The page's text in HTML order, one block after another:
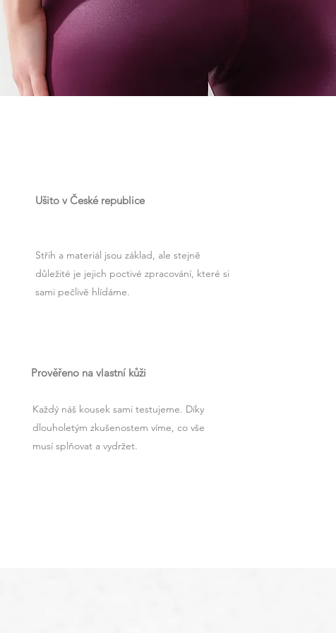
Ušito v České republice
Střih a materiál jsou základ, ale stejně
důležité je jejich poctivé zpracování, které si
sami pečlivě hlídáme.
Prověřeno na vlastní kůži
Každý náš kousek sami testujeme. Díky
dlouholetým zkušenostem víme, co vše
musí splňovat a vydržet.